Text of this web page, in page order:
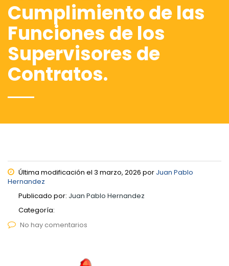
Cumplimiento de las
Funciones de los
Supervisores de
Contratos.
Última modificación el 3 marzo, 2026 por Juan Pablo
Hernandez
Publicado por: Juan Pablo Hernandez
Categoría:
No hay comentarios